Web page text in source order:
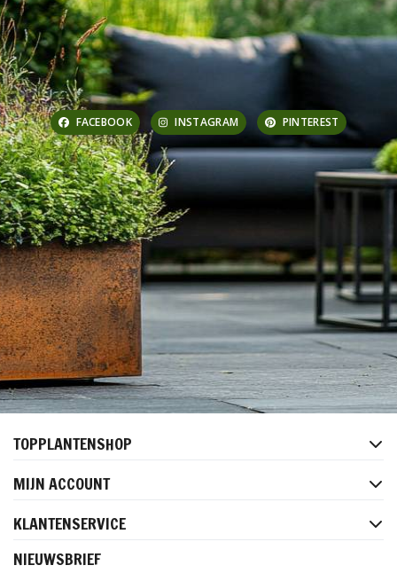
FACEBOOK INSTAGRAM PINTEREST
TOPPLANTENSHOP
MIJN ACCOUNT
KLANTENSERVICE
NIEUWSBRIEF